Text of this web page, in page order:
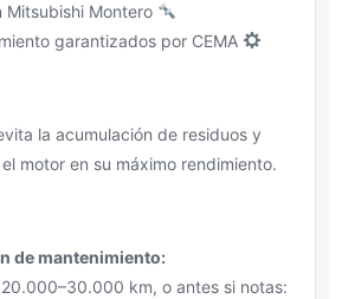
Mitsubishi Montero
garantizados por CEMA
la acumulación de residuos y
motor en su máximo rendimiento.
de mantenimiento:
km, o antes si notas: